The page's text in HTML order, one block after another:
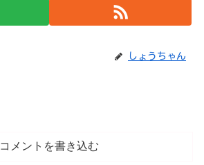
しょうちゃん
コメントを書き込む